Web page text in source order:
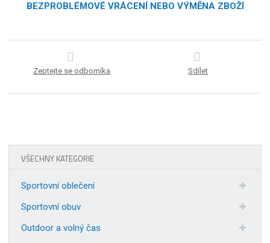
BEZPROBLÉMOVÉ VRÁCENÍ NEBO VÝMĚNA ZBOŽÍ
Zeptejte se odborníka Sdílet
VŠECHNY KATEGORIE
Sportovní oblečení
Sportovní obuv
Outdoor a volný čas